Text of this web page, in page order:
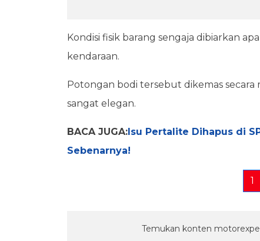
Kondisi fisik barang sengaja dibiarkan
kendaraan.
Potongan bodi tersebut dikemas
sangat elegan.
BACA JUGA:Isu Pertalite Dihapus di
Sebenarnya!
1
Temukan konten